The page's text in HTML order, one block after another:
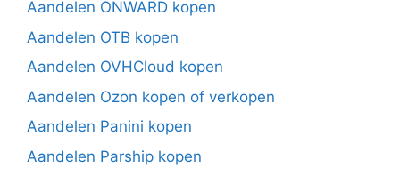
Aandelen ONWARD kopen
Aandelen OTB kopen
Aandelen OVHCloud kopen
Aandelen Ozon kopen of verkopen
Aandelen Panini kopen
Aandelen Parship kopen